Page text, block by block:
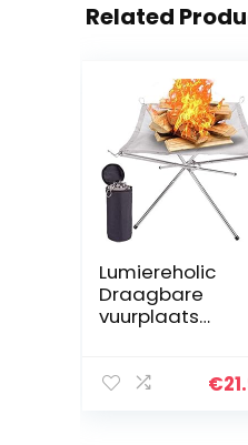
Related
Lumiereholic
Draagbare
vuurplaats
vuurplaats
€